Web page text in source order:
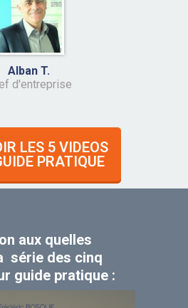
Alban T.
d'entreprise
LES 5 VIDEOS
PRATIQUE
aux quelles
série des cinq
guide pratique :